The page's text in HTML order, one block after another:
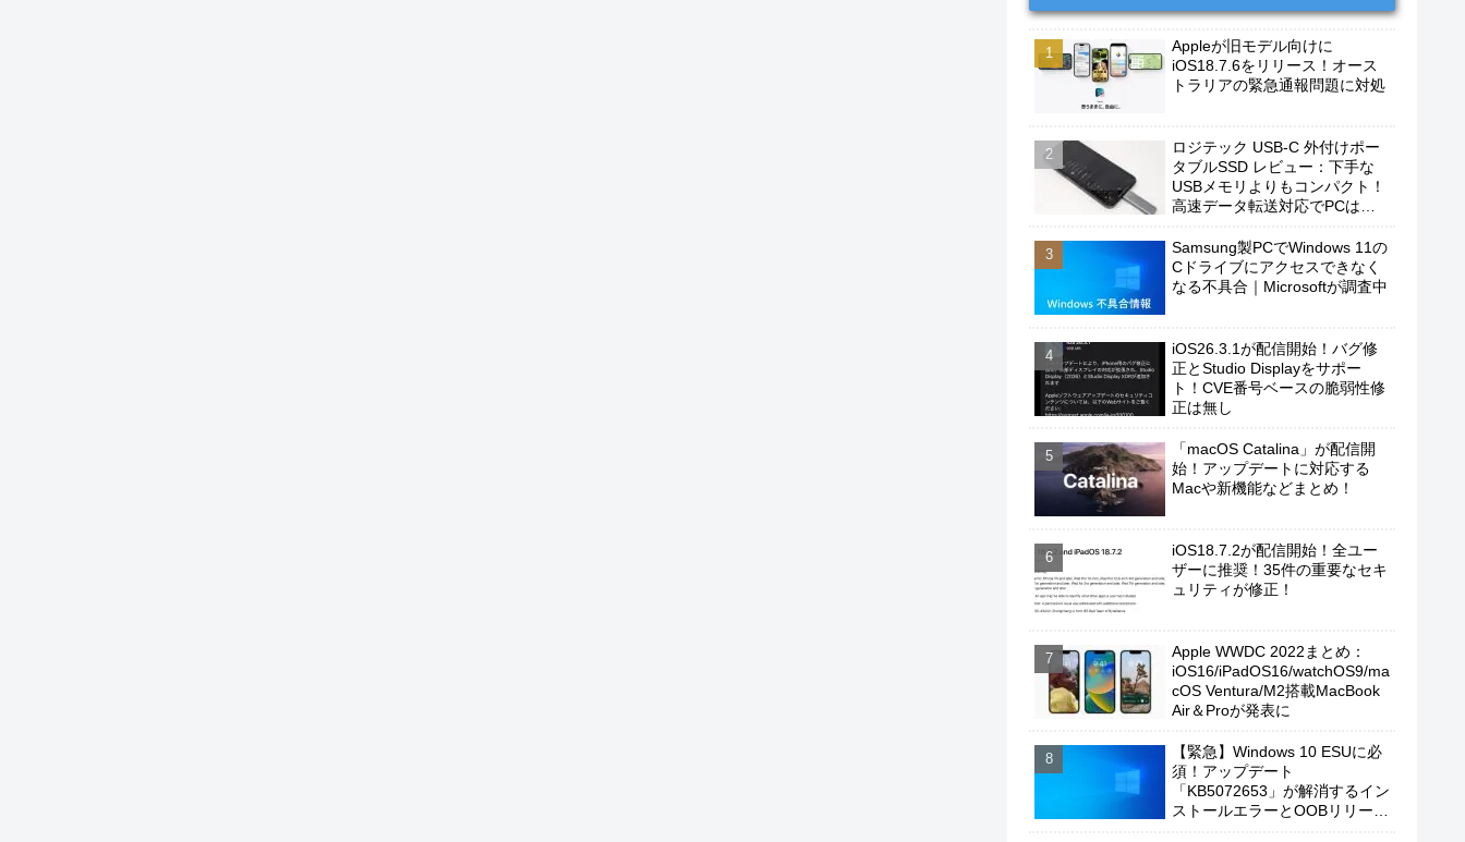
Appleが旧モデル向けに
iOS18.7.6をリリース！オース
トラリアの緊急通報問題に対処
ロジテック USB-C 外付けポー
タブルSSD レビュー：下手な
USBメモリよりもコンパクト！
高速データ転送対応でPCは勿
もおすすめ！
Samsung製PCでWindows 11の
Cドライブにアクセスできなく
なる不具合｜Microsoftが調査中
iOS26.3.1が配信開始！バグ修
正とStudio Displayをサポー
ト！CVE番号ベースの脆弱性修
正は無し
「macOS Catalina」が配信開
始！アップデートに対応する
Macや新機能などまとめ！
iOS18.7.2が配信開始！全ユー
ザーに推奨！35件の重要なセキ
ュリティが修正！
Apple WWDC 2022まとめ：
iOS16/iPadOS16/watchOS9/ma
cOS Ventura/M2搭載MacBook
Air＆Proが発表に
【緊急】Windows 10 ESUに必
須！アップデート
「KB5072653」が解消するイン
ストールエラーとOOBリリース